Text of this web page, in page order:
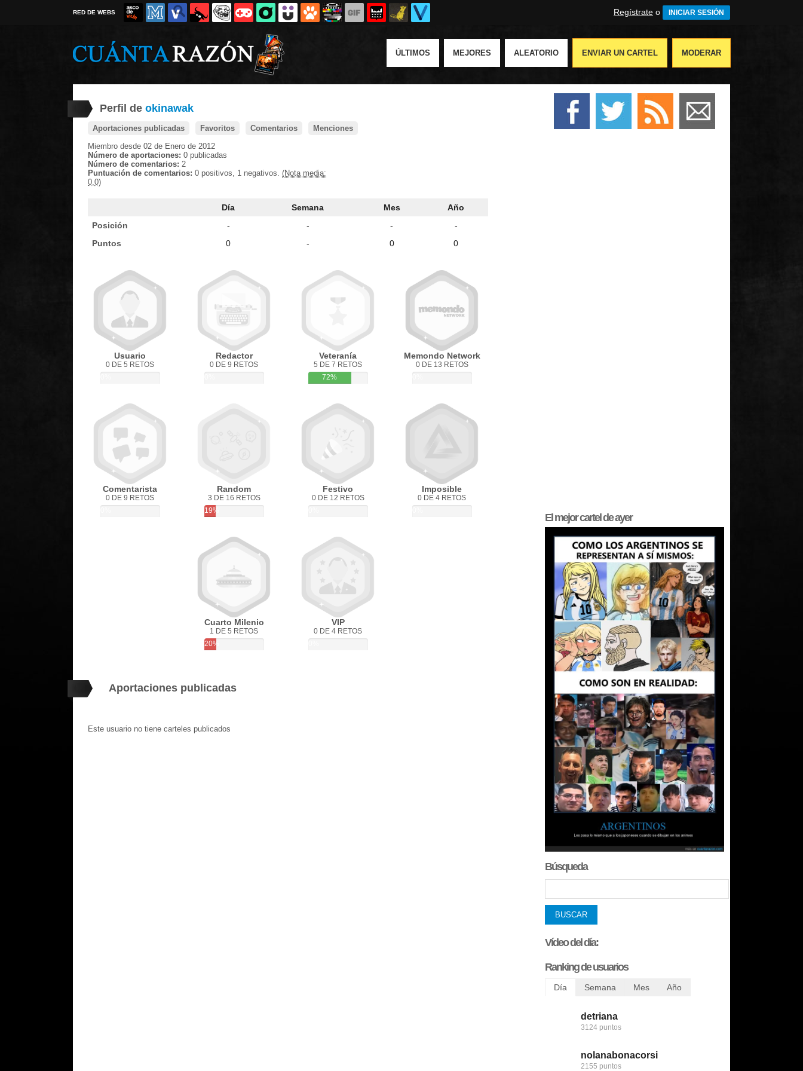
RED DE WEBS Regístrate o INICIAR SESIÓN
ÚLTIMOS MEJORES ALEATORIO ENVIAR UN CARTEL MODERAR
Perfil de okinawak
Aportaciones publicadas Favoritos Comentarios
Menciones
Miembro desde 02 de Enero de 2012
Número de aportaciones: 0 publicadas
Número de comentarios: 2
Puntuación de comentarios: 0 positivos, 1 negativos. (Nota media:
0,0)
Día Semana Mes
Año
Posición
- - -
-
Puntos
0 - 0 0
Usuario
0 DE 5 RETOS
Redactor
0 DE 9 RETOS
Veteranía
5 DE 7 RETOS
72%
Memondo Network
0 DE 13 RETOS
Comentarista
0 DE 9 RETOS
Random
3 DE 16 RETOS
19%
Festivo
0 DE 12 RETOS
Imposible
0 DE 4 RETOS
Cuarto Milenio
1 DE 5 RETOS
20%
VIP
0 DE 4 RETOS
Aportaciones publicadas
Este usuario no tiene carteles publicados
El mejorcartel de ayer
Búsqueda
Vídeo del día:
Ranking de usuarios
Día
detriana
3124 puntos
nolanabonacorsi
2155 puntos
Semana
123despasito
5325 puntos
mariettachesnut
4290 puntos
Mes
bobobobs
8469 puntos
nomedigas
8402 puntos
Año
bobobobs
272691 puntos
flamenquin
239735 puntos